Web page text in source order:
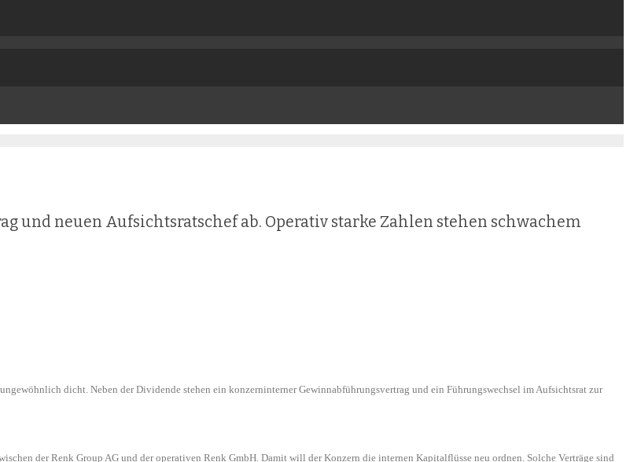
und neuen Aufsichtsratschef ab. Operativ starke Zahlen stehen schwachem
dicht. Neben der Dividende stehen ein konzerninterner Gewinnabführungsvertrag und ein Führungswechsel im Aufsichtsrat zur
der Renk Group AG und der operativen Renk GmbH. Damit will der Konzern die internen Kapitalflüsse neu ordnen. Solche Verträge sind